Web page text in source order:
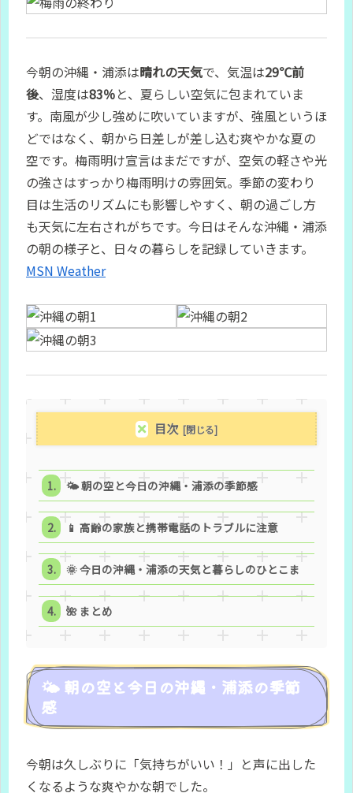
今朝の沖縄・浦添は晴れの天気で、気温は29℃前
後、湿度は83％と、夏らしい空気に包まれていま
す。南風が少し強めに吹いていますが、強風というほ
どではなく、朝から日差しが差し込む爽やかな夏の
空です。梅雨明け宣言はまだですが、空気の軽さや光
の強さはすっかり梅雨明けの雰囲気。季節の変わり
目は生活のリズムにも影響しやすく、朝の過ごし方
も天気に左右されがちです。今日はそんな沖縄・浦添
の朝の様子と、日々の暮らしを記録していきます。
MSN Weather
目次
🌤️ 朝の空と今日の沖縄・浦添の季節感
📱 高齢の家族と携帯電話のトラブルに注意
🌞 今日の沖縄・浦添の天気と暮らしのひとこま
🌺 まとめ
🌤️ 朝の空と今日の沖縄・浦添の季節
感
今朝は久しぶりに「気持ちがいい！」と声に出した
くなるような爽やかな朝でした。